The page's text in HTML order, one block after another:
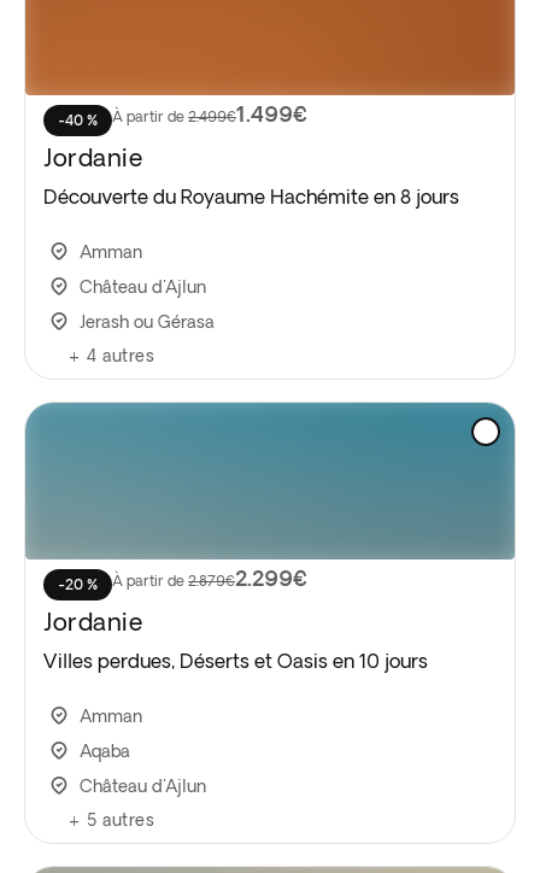
-40 % À partir de 2.499€1.499€
Jordanie
Découverte du Royaume Hachémite en 8 jours
Amman
Château d'Ajlun
Jerash ou Gérasa
+ 4 autres
-20 % À partir de 2.879€2.299€
Jordanie
Villes perdues, Déserts et Oasis en 10 jours
Amman
Aqaba
Château d'Ajlun
+ 5 autres